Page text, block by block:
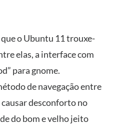
o Ubuntu 11 trouxe-
elas, a interface com
para gnome.
de navegação entre
desconforto no
do bom e velho jeito